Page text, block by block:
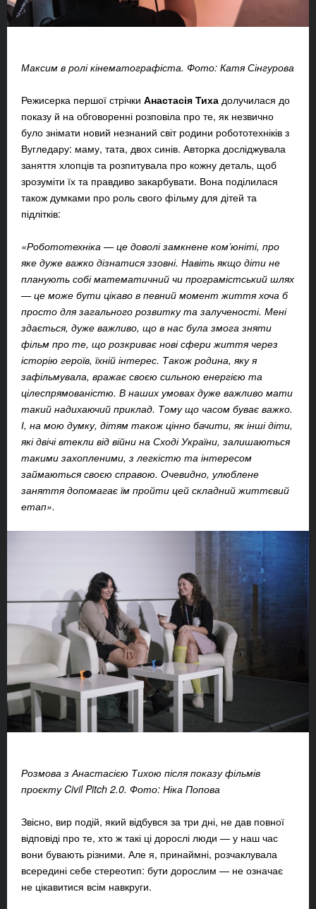
Максим в ролі кінематографіста. Фото: Катя Сінгурова
Режисерка першої стрічки Анастасія Тиха долучилася до
показу й на обговоренні розповіла про те, як незвично
було знімати новий незнаний світ родини робототехніків з
Вугледару: маму, тата, двох синів. Авторка досліджувала
заняття хлопців та розпитувала про кожну деталь, щоб
зрозуміти їх та правдиво закарбувати. Вона поділилася
також думками про роль свого фільму для дітей та
підлітків:
«Робототехніка — це доволі замкнене ком’юніті, про
яке дуже важко дізнатися ззовні. Навіть якщо діти не
планують собі математичний чи програмістський шлях
— це може бути цікаво в певний момент життя хоча б
просто для загального розвитку та залученості. Мені
здається, дуже важливо, що в нас була змога зняти
фільм про те, що розкриває нові сфери життя через
історію героїв, їхній інтерес. Також родина, яку я
зафільмувала, вражає своєю сильною енергією та
цілеспрямованістю. В наших умовах дуже важливо мати
такий надихаючий приклад. Тому що часом буває важко.
І, на мою думку, дітям також цінно бачити, як інші діти,
які двічі втекли від війни на Сході України, залишаються
такими захопленими, з легкістю та інтересом
займаються своєю справою. Очевидно, улюблене
заняття допомагає їм пройти цей складний життєвий
етап».
Розмова з Анастасією Тихою після показу фільмів
проєкту Civil Pitch 2.0. Фото: Ніка Попова
Звісно, вир подій, який відбувся за три дні, не дав повної
відповіді про те, хто ж такі ці дорослі люди — у наш час
вони бувають різними. Але я, принаймні, розчаклувала
всередині себе стереотип: бути дорослим — не означає
не цікавитися всім навкруги.